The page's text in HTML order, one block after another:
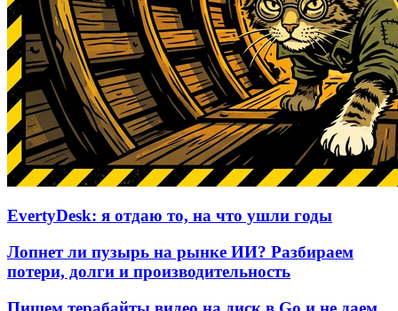
EvertyDesk: я отдаю то, на что ушли годы
Лопнет ли пузырь на рынке ИИ? Разбираем
потери, долги и производительность